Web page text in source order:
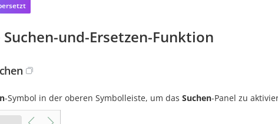
und-Ersetzen-Funktion
-Symbol in der oberen Symbolleiste, um das Suchen-Panel zu